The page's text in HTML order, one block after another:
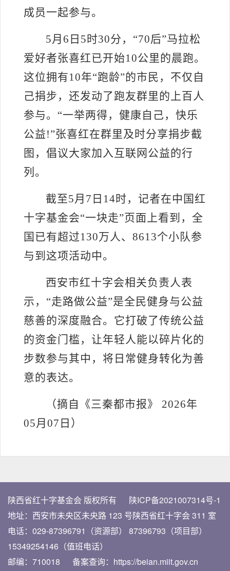
成员一起参与。
5月6日5时30分，“70后”马拉松
爱好者张喜红已开始10公里的晨跑。
这位拥有10年“跑龄”的市民，不仅自
己捐步，还发动了跑友群里的上百人
参与。“一举两得，健康自己，快乐
公益!”张喜红在群里及时分享捐步截
图，倡议大家加入互联网公益的行
列。
截至5月7日14时，记者在中国红
十字基金会“一块走”页面上看到，全
国已有超过130万人、8613个小队参
与到这项活动中。
西安市红十字会相关负责人表
示， “走路做公益”是全民健身与公益
慈善的深度融合。它打破了传统公益
的资金门槛，让年轻人能以碎片化的
步数参与其中，将日常健身转化为善
意的表达。
（摘自《三秦都市报》 2026年
05月 07 日 ）
陕西省红十字基金会 版权所有
陕ICP备2021007314号-1
地址：西安市未央区未央路 123 号陕西省红十字会 311 室
电话：029-87396791（资源部）
87396793（项目部）
15349254146（值班电话）
邮编：710018
备案查询： https://beian.miit.gov.cn